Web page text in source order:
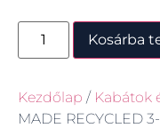
Kosárba
Kezdőlap / Kabátok
MADE RECYCLED